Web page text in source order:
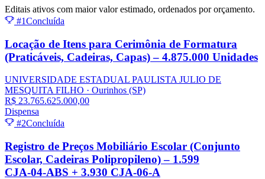
Editais ativos com maior valor estimado, ordenados por orçamento.
#1Concluída
Locação de Itens para Cerimônia de Formatura
(Praticáveis, Cadeiras, Capas) – 4.875.000 Unidades
UNIVERSIDADE ESTADUAL PAULISTA JULIO DE
MESQUITA FILHO · Ourinhos (SP)
R$ 23.765.625.000,00
Dispensa
#2Concluída
Registro de Preços Mobiliário Escolar (Conjunto
Escolar, Cadeiras Polipropileno) – 1.599
CJA‑04‑ABS + 3.930 CJA‑06‑A